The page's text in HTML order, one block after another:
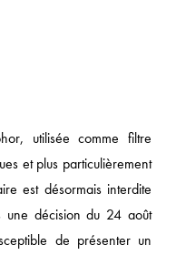
utilisée comme filtre
et plus particulièrement
est désormais interdite
une décision du 24 août
de présenter un